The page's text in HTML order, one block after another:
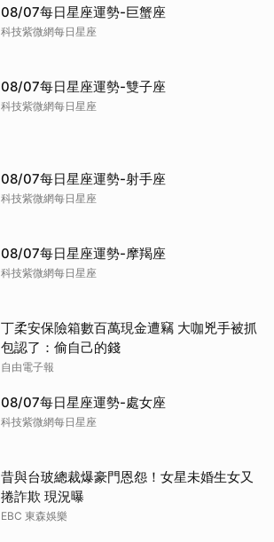
08/07每日星座運勢-巨蟹座
科技紫微網每日星座
08/07每日星座運勢-雙子座
科技紫微網每日星座
08/07每日星座運勢-射手座
科技紫微網每日星座
08/07每日星座運勢-摩羯座
科技紫微網每日星座
丁柔安保險箱數百萬現金遭竊 大咖兇手被抓
包認了：偷自己的錢
自由電子報
08/07每日星座運勢-處女座
科技紫微網每日星座
昔與台玻總裁爆豪門恩怨！女星未婚生女又
捲詐欺 現況曝
EBC 東森娛樂